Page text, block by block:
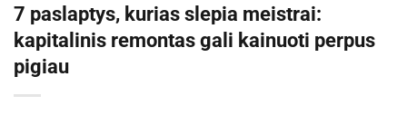
7 paslaptys, kurias slepia meistrai:
kapitalinis remontas gali kainuoti perpus
pigiau